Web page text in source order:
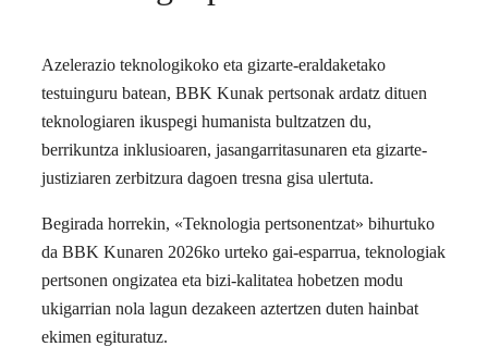
Azelerazio teknologikoko eta gizarte-eraldaketako
testuinguru batean, BBK Kunak pertsonak ardatz dituen
teknologiaren ikuspegi humanista bultzatzen du,
berrikuntza inklusioaren, jasangarritasunaren eta gizarte-
justiziaren zerbitzura dagoen tresna gisa ulertuta.
Begirada horrekin, «Teknologia pertsonentzat» bihurtuko
da BBK Kunaren 2026ko urteko gai-esparrua, teknologiak
pertsonen ongizatea eta bizi-kalitatea hobetzen modu
ukigarrian nola lagun dezakeen aztertzen duten hainbat
ekimen egituratuz.